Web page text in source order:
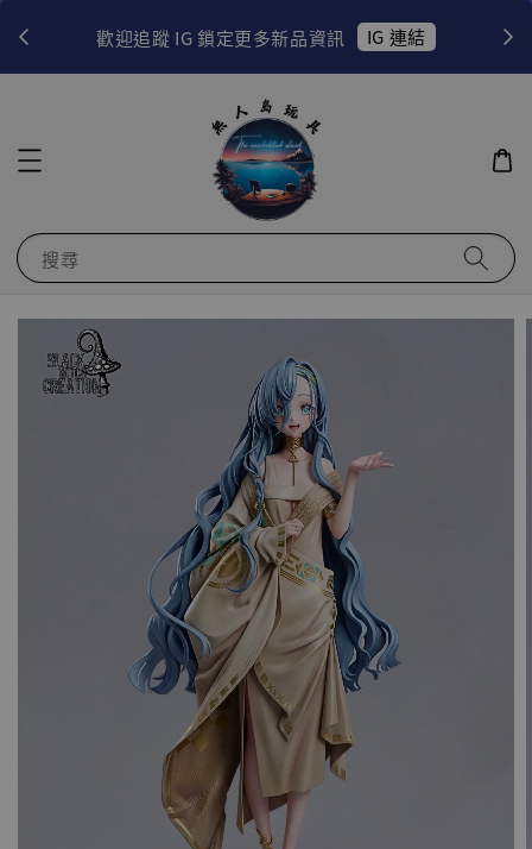
歡迎追蹤 IG 鎖定更多新品資訊 IG 連結
搜尋